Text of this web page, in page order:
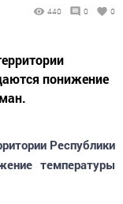
понижение
температуры